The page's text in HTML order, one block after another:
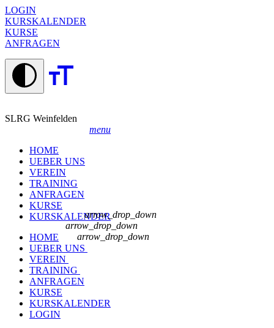
LOGIN
KURSKALENDER
KURSE
ANFRAGEN
SLRG Weinfelden
menu
HOME
UEBER UNS
VEREIN
TRAINING
ANFRAGEN
KURSE
KURSKALENDER
HOME
UEBER UNS
arrow_drop_down
VEREIN
arrow_drop_down
TRAINING
arrow_drop_down
ANFRAGEN
KURSE
KURSKALENDER
LOGIN